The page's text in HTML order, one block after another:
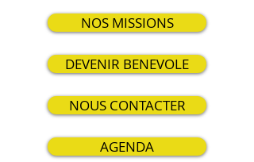
NOS MISSIONS
DEVENIR BENEVOLE
NOUS CONTACTER
AGENDA